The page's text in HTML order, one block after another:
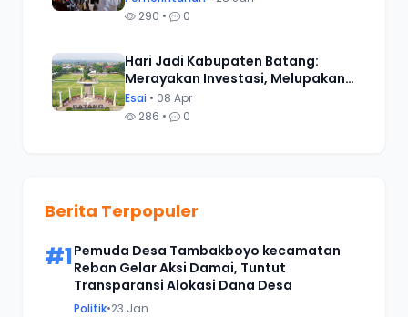
LP2B
290 •
0
Hari Jadi Kabupaten Batang:
Merayakan Investasi, Melupakan
Buruh
Esai • 08 Apr
286 •
0
Berita Terpopuler
#1Pemuda Desa Tambakboyo kecamatan
Reban Gelar Aksi Damai, Tuntut
Transparansi Alokasi Dana Desa
Politik•23 Jan